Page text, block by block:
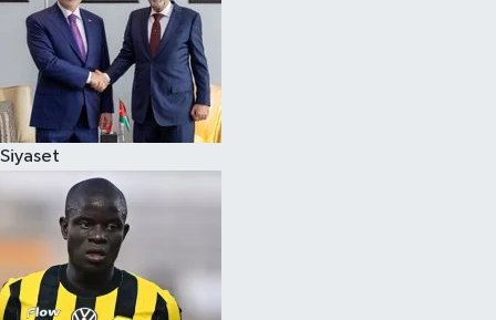
Siyaset